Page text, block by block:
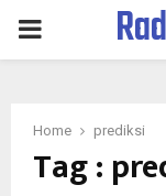
PRIMARY
Home prediksi
Tag :